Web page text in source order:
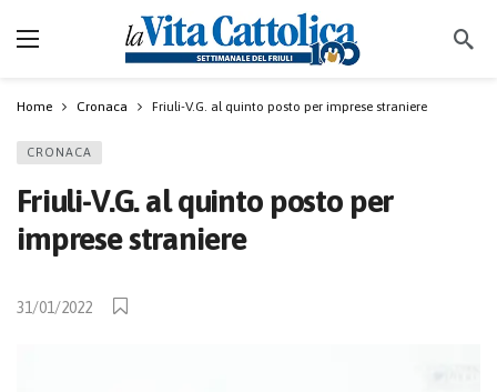
Home Cronaca Friuli-V.G. al quinto posto per imprese straniere
CRONACA
Friuli-V.G. al quinto posto per
imprese straniere
31/01/2022